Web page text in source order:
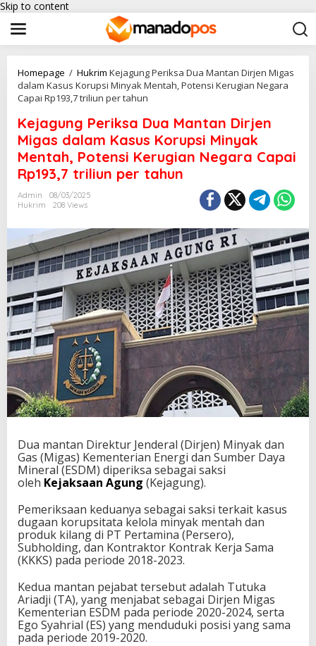
Skip to content
Homepage / Hukrim Kejagung Periksa Dua Mantan Dirjen Migas
dalam Kasus Korupsi Minyak Mentah, Potensi Kerugian Negara
Capai Rp193,7 triliun per tahun
Kejagung Periksa Dua Mantan Dirjen
Migas dalam Kasus Korupsi Minyak
Mentah, Potensi Kerugian Negara Capai
Rp193,7 triliun per tahun
Admin
08/03/2025
Hukrim
208 Views
Dua mantan Direktur Jenderal (Dirjen) Minyak dan
Gas (Migas) Kementerian Energi dan Sumber Daya
Mineral (ESDM) diperiksa sebagai saksi
oleh Kejaksaan Agung (Kejagung).
Pemeriksaan keduanya sebagai saksi terkait kasus
dugaan korupsitata kelola minyak mentah dan
produk kilang di PT Pertamina (Persero),
Subholding, dan Kontraktor Kontrak Kerja Sama
(KKKS) pada periode 2018-2023.
Kedua mantan pejabat tersebut adalah Tutuka
Ariadji (TA), yang menjabat sebagai Dirjen Migas
Kementerian ESDM pada periode 2020-2024, serta
Ego Syahrial (ES) yang menduduki posisi yang sama
pada periode 2019-2020.